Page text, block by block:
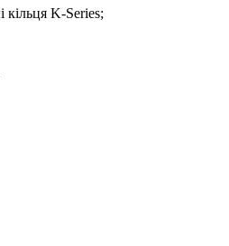
кільця K-Series;